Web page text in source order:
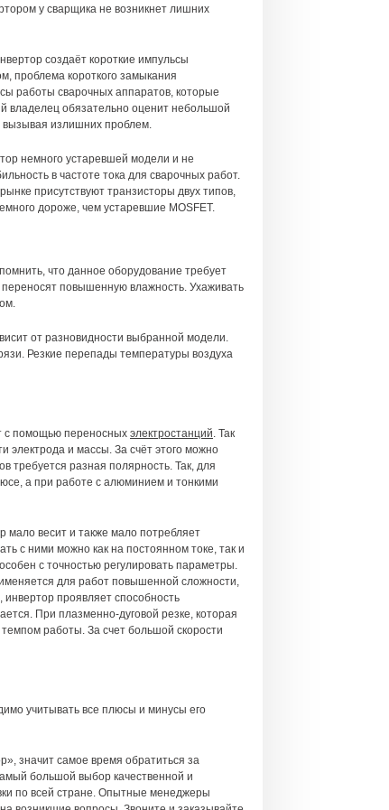
у сварщика не возникнет лишних
создаёт короткие импульсы
проблема короткого замыкания
работы сварочных аппаратов, которые
владелец обязательно оценит небольшой
вызывая излишних проблем.
немного устаревшей модели и не
в частоте тока для сварочных работ.
присутствуют транзисторы двух типов,
дороже, чем устаревшие MOSFET.
что данное оборудование требует
повышенную влажность. Ухаживать
от разновидности выбранной модели.
Резкие перепады температуры воздуха
с помощью переносных электростанций. Так
электрода и массы. За счёт этого можно
требуется разная полярность. Так, для
а при работе с алюминием и тонкими
мало весит и также мало потребляет
с ними можно как на постоянном токе, так и
с точностью регулировать параметры.
для работ повышенной сложности,
проявляет способность
При плазменно-дуговой резке, которая
работы. За счет большой скорости
учитывать все плюсы и минусы его
значит самое время обратиться за
большой выбор качественной и
по всей стране. Опытные менеджеры